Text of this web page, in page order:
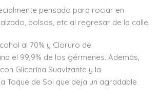
pensado para rociar en
bolsos, etc al regresar de la calle.
al 70% y Cloruro de
el 99,9% de los gérmenes. Además,
Glicerina Suavizante y la
Toque de Sol que deja un agradable